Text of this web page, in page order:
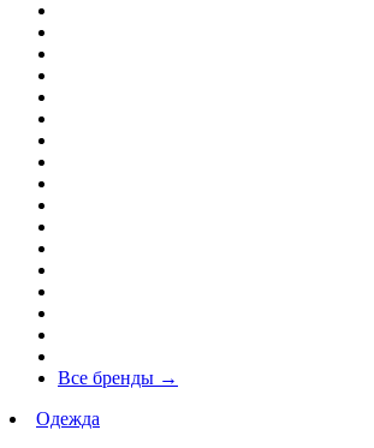
Все бренды →
Одежда